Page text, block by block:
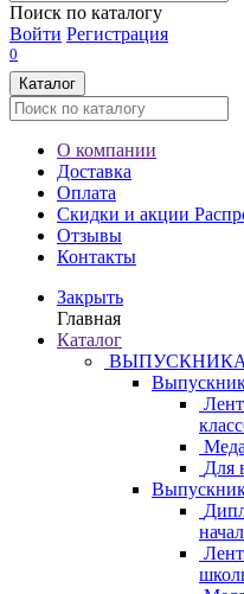
Поиск по каталогу
Войти Регистрация
0
Каталог
О компании
Доставка
Оплата
Скидки и акции
Отзывы
Контакты
Закрыть
Главная
Каталог
Для